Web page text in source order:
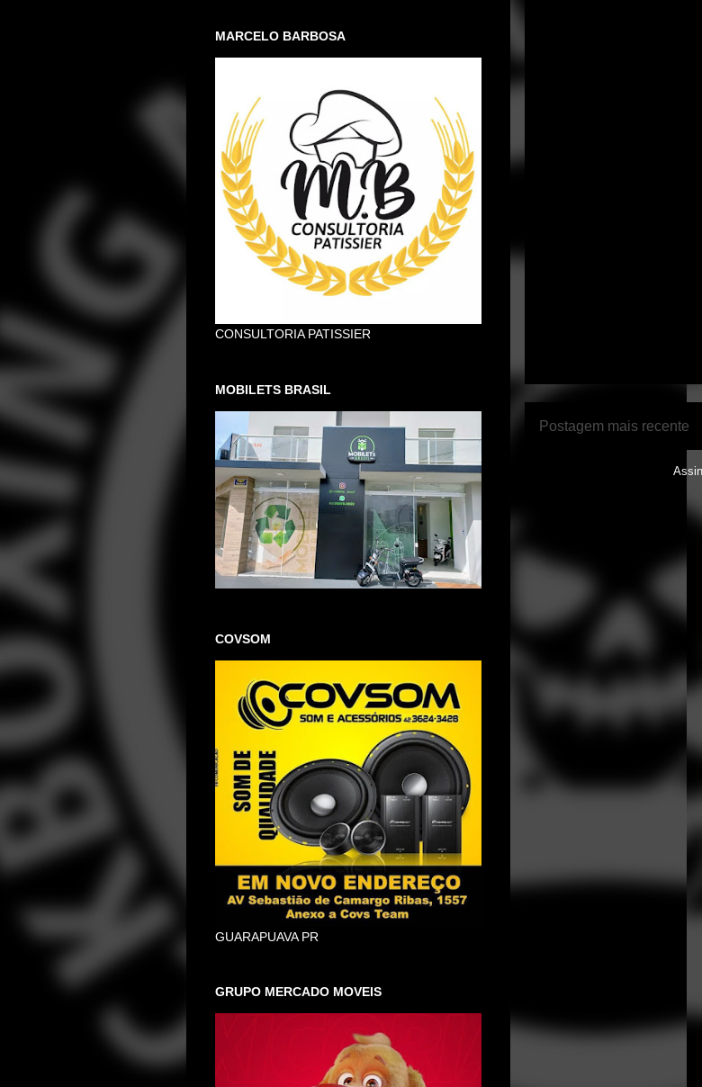
Postagem mais recente
MARCELO BARBOSA
CONSULTORIA PATISSIER
MOBILETS BRASIL
COVSOM
GUARAPUAVA PR
GRUPO MERCADO MOVEIS